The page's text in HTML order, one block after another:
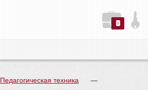
0
Педагогическая техника
—